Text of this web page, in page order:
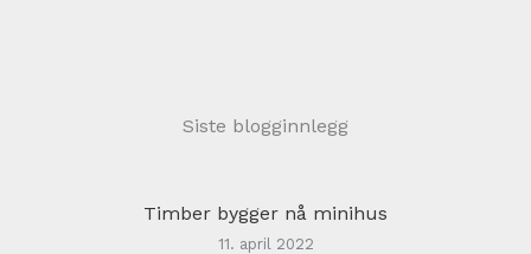
Siste blogginnlegg
Timber bygger nå minihus
11. april 2022